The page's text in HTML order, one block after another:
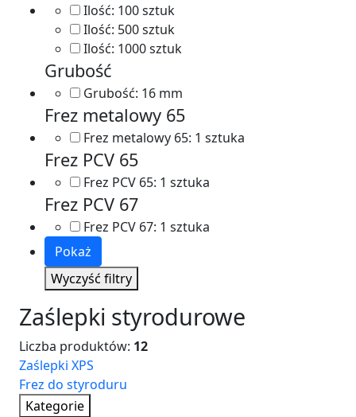
Ilość: 100 sztuk
Ilość: 500 sztuk
Ilość: 1000 sztuk
Grubość
Grubość: 16 mm
Frez metalowy 65
Frez metalowy 65: 1 sztuka
Frez PCV 65
Frez PCV 65: 1 sztuka
Frez PCV 67
Frez PCV 67: 1 sztuka
Pokaż
Wyczyść filtry
Zaślepki styrodurowe
Liczba produktów: 12
Zaślepki XPS
Frez do styroduru
Kategorie